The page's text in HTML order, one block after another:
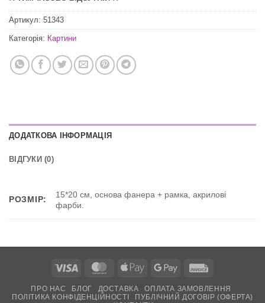
Артикул: 51343
Категорія: Картини
ДОДАТКОВА ІНФОРМАЦІЯ
ВІДГУКИ (0)
РОЗМІР:
15*20 см, основа фанера + рамка, акрилові
фарби.
Visa MasterCardApple
Google
ПРО НАС БЛОГ ДОСТАВКА
ОПЛАТА ЗАМОВЛЕННЯ
ПОЛІТИКА КОНФІДЕНЦІЙНОСТІ
ПУБЛІЧНИЙ ДОГОВІР (ОФЕРТА)